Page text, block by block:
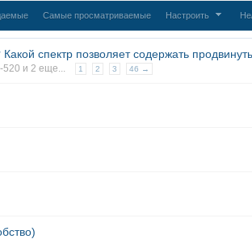
Самые просматриваемые Настроить
спектр позволяет содержать
520 и 2 еще... 1 2 3 46 →